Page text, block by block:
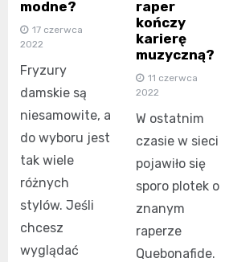
modne?
17 czerwca
2022
Fryzury
damskie są
niesamowite, a
do wyboru jest
tak wiele
różnych
stylów. Jeśli
chcesz
wyglądać
raper
kończy
karierę
muzyczną?
11 czerwca
2022
W ostatnim
czasie w sieci
pojawiło się
sporo plotek o
znanym
raperze
Quebonafide.